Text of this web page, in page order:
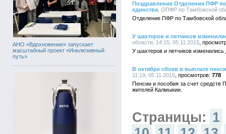
АНО «Вдохновение» запускает
масштабный проект «Инклюзивный
путь»
Поздравление Отделения ПФР
единства , ОПФР по Тамбовской
Отделение ПФР по Тамбовской
У шахтеров и летчиков
области, 14:15, 05.11.2015
У шахтеров и летчиков изменились
В октябре сбоев в выплате
11:19, 05.11.2015
778
Пенсии и пособия за счет
жителей Калмыкии.
Страницы: 1